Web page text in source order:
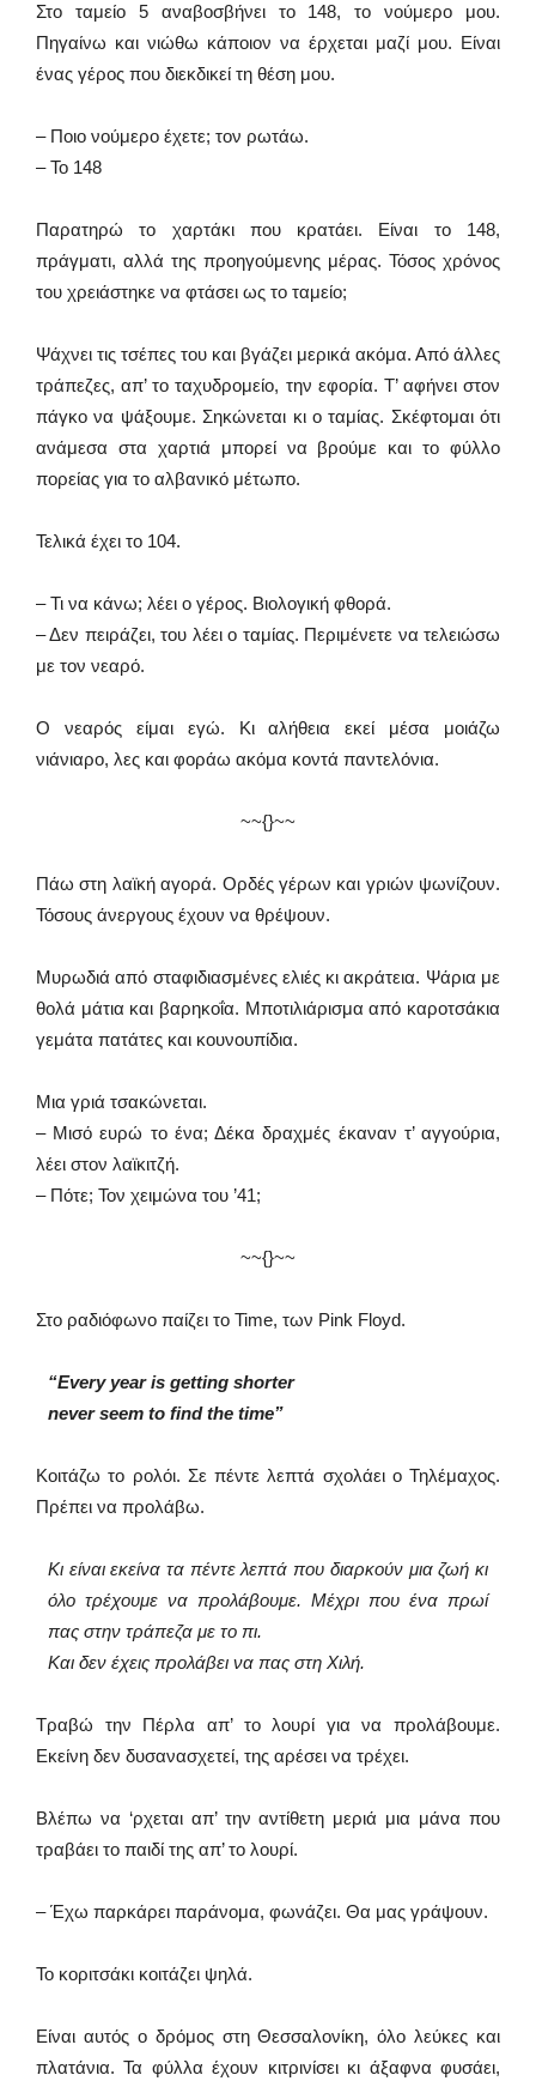
Στο ταμείο 5 αναβοσβήνει το 148, το νούμερο μου.
Πηγαίνω και νιώθω κάποιον να έρχεται μαζί μου. Είναι
ένας γέρος που διεκδικεί τη θέση μου.
– Ποιο νούμερο έχετε; τον ρωτάω.
– Το 148
Παρατηρώ το χαρτάκι που κρατάει. Είναι το 148,
πράγματι, αλλά της προηγούμενης μέρας. Τόσος χρόνος
του χρειάστηκε να φτάσει ως το ταμείο;
Ψάχνει τις τσέπες του και βγάζει μερικά ακόμα. Από άλλες
τράπεζες, απ’ το ταχυδρομείο, την εφορία. Τ’ αφήνει στον
πάγκο να ψάξουμε. Σηκώνεται κι ο ταμίας. Σκέφτομαι ότι
ανάμεσα στα χαρτιά μπορεί να βρούμε και το φύλλο
πορείας για το αλβανικό μέτωπο.
Τελικά έχει το 104.
– Τι να κάνω; λέει ο γέρος. Βιολογική φθορά.
– Δεν πειράζει, του λέει ο ταμίας. Περιμένετε να τελειώσω
με τον νεαρό.
Ο νεαρός είμαι εγώ. Κι αλήθεια εκεί μέσα μοιάζω
νιάνιαρο, λες και φοράω ακόμα κοντά παντελόνια.
~~{}~~
Πάω στη λαϊκή αγορά. Ορδές γέρων και γριών ψωνίζουν.
Τόσους άνεργους έχουν να θρέψουν.
Μυρωδιά από σταφιδιασμένες ελιές κι ακράτεια. Ψάρια με
θολά μάτια και βαρηκοΐα. Μποτιλιάρισμα από καροτσάκια
γεμάτα πατάτες και κουνουπίδια.
Μια γριά τσακώνεται.
– Μισό ευρώ το ένα; Δέκα δραχμές έκαναν τ’ αγγούρια,
λέει στον λαϊκιτζή.
– Πότε; Τον χειμώνα του ’41;
~~{}~~
Στο ραδιόφωνο παίζει το Time, των Pink Floyd.
“Every year is getting shorter
never seem to find the time”
Κοιτάζω το ρολόι. Σε πέντε λεπτά σχολάει ο Τηλέμαχος.
Πρέπει να προλάβω.
Κι είναι εκείνα τα πέντε λεπτά που διαρκούν μια ζωή κι
όλο τρέχουμε να προλάβουμε. Μέχρι που ένα πρωί
πας στην τράπεζα με το πι.
Και δεν έχεις προλάβει να πας στη Χιλή.
Τραβώ την Πέρλα απ’ το λουρί για να προλάβουμε.
Εκείνη δεν δυσανασχετεί, της αρέσει να τρέχει.
Βλέπω να ‘ρχεται απ’ την αντίθετη μεριά μια μάνα που
τραβάει το παιδί της απ’ το λουρί.
– Έχω παρκάρει παράνομα, φωνάζει. Θα μας γράψουν.
Το κοριτσάκι κοιτάζει ψηλά.
Είναι αυτός ο δρόμος στη Θεσσαλονίκη, όλο λεύκες και
πλατάνια. Τα φύλλα έχουν κιτρινίσει κι άξαφνα φυσάει,